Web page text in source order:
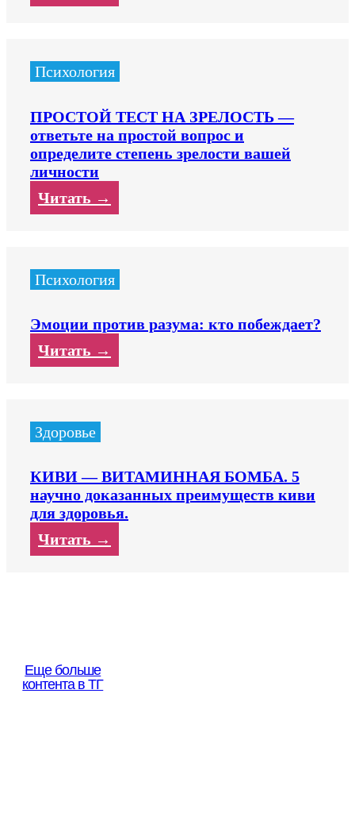
Психология
ПРОСТОЙ ТЕСТ НА ЗРЕЛОСТЬ —
ответьте на простой вопрос и
определите степень зрелости вашей
личности
Читать →
Психология
Эмоции против разума: кто побеждает?
Читать →
Здоровье
КИВИ — ВИТАМИННАЯ БОМБА. 5
научно доказанных преимуществ киви
для здоровья.
Читать →
Еще больше
контента в ТГ